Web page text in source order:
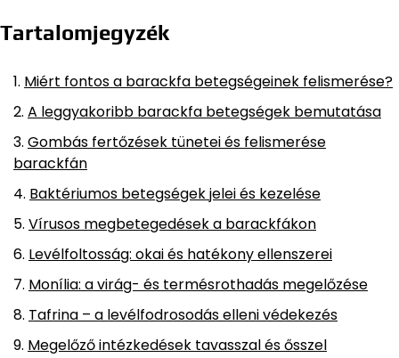
Tartalomjegyzék
Miért fontos a barackfa betegségeinek felismerése?
A leggyakoribb barackfa betegségek bemutatása
Gombás fertőzések tünetei és felismerése
barackfán
Baktériumos betegségek jelei és kezelése
Vírusos megbetegedések a barackfákon
Levélfoltosság: okai és hatékony ellenszerei
Monília: a virág- és termésrothadás megelőzése
Tafrina – a levélfodrosodás elleni védekezés
Megelőző intézkedések tavasszal és ősszel